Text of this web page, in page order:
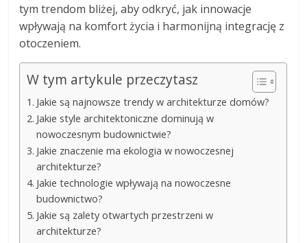
tym trendom bliżej, aby odkryć, jak innowacje
wpływają na komfort życia i harmonijną integrację z
otoczeniem.
W tym artykule przeczytasz
Jakie są najnowsze trendy w architekturze domów?
Jakie style architektoniczne dominują w
nowoczesnym budownictwie?
Jakie znaczenie ma ekologia w nowoczesnej
architekturze?
Jakie technologie wpływają na nowoczesne
budownictwo?
Jakie są zalety otwartych przestrzeni w
architekturze?